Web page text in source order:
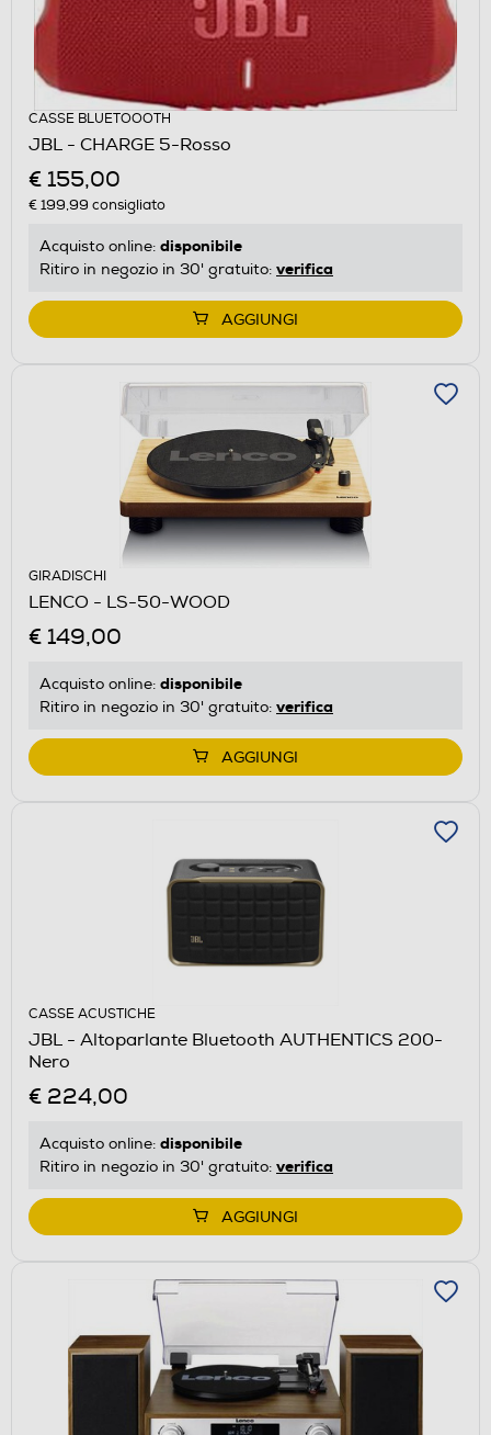
CASSE BLUETOOOTH
JBL - CHARGE 5-Rosso
€ 155,00
€ 199,99 consigliato
Acquisto online: disponibile
Ritiro in negozio in 30' gratuito: verifica
AGGIUNGI
GIRADISCHI
LENCO - LS-50-WOOD
€ 149,00
Acquisto online: disponibile
Ritiro in negozio in 30' gratuito: verifica
AGGIUNGI
CASSE ACUSTICHE
JBL - Altoparlante Bluetooth AUTHENTICS 200-
Nero
€ 224,00
Acquisto online: disponibile
Ritiro in negozio in 30' gratuito: verifica
AGGIUNGI